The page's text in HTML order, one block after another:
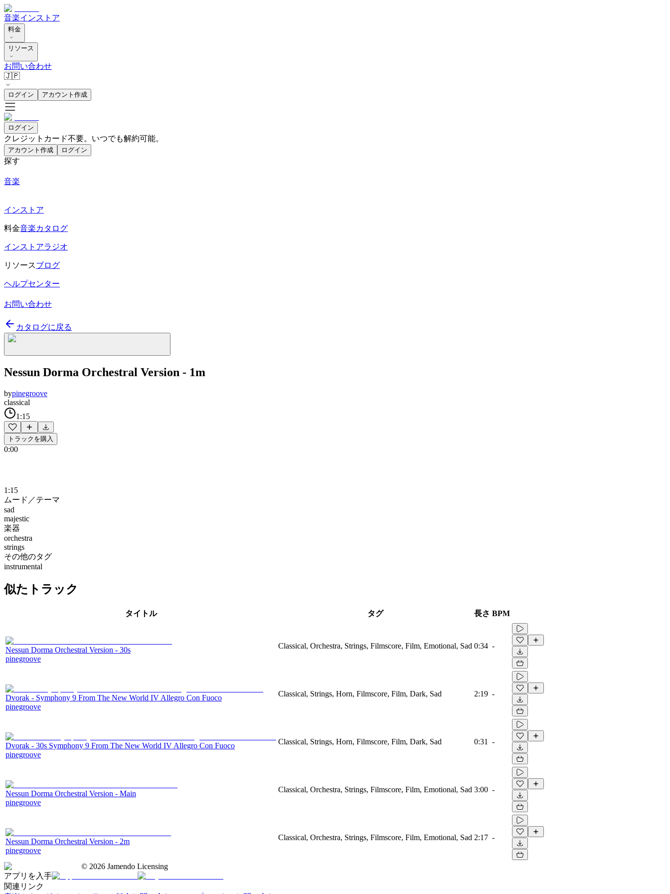
音楽インストア
料金
リソース
お問い合わせ
🇯🇵
ログイン アカウント作成
ログイン
クレジットカード不要。いつでも解約可能。
アカウント作成 ログイン
探す
音楽
インストア
料金音楽カタログ
インストアラジオ
リソースブログ
ヘルプセンター
お問い合わせ
カタログに戻る
Nessun Dorma Orchestral Version - 1m
bypinegroove
classical
1:15
トラックを購入
0:00
1:15
ムード／テーマ
sad
majestic
楽器
orchestra
strings
その他のタグ
instrumental
似たトラック
タイトル タグ 長さ BPM
Nessun Dorma Orchestral Version - 30s
pinegroove
Classical, Orchestra, Strings, Filmscore, Film, Emotional, Sad 0:34 -
Dvorak - Symphony 9 From The New World IV Allegro Con Fuoco
pinegroove
Classical, Strings, Horn, Filmscore, Film, Dark, Sad 2:19 -
Dvorak - 30s Symphony 9 From The New World IV Allegro Con Fuoco
pinegroove
Classical, Strings, Horn, Filmscore, Film, Dark, Sad 0:31 -
Nessun Dorma Orchestral Version - Main
pinegroove
Classical, Orchestra, Strings, Filmscore, Film, Emotional, Sad 3:00 -
Nessun Dorma Orchestral Version - 2m
pinegroove
Classical, Orchestra, Strings, Filmscore, Film, Emotional, Sad 2:17 -
© 2026 Jamendo Licensing
アプリを入手
関連リンク